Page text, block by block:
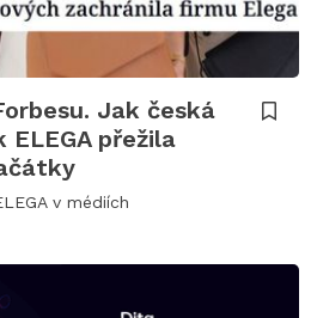
Jak česká
přežila
v médiích